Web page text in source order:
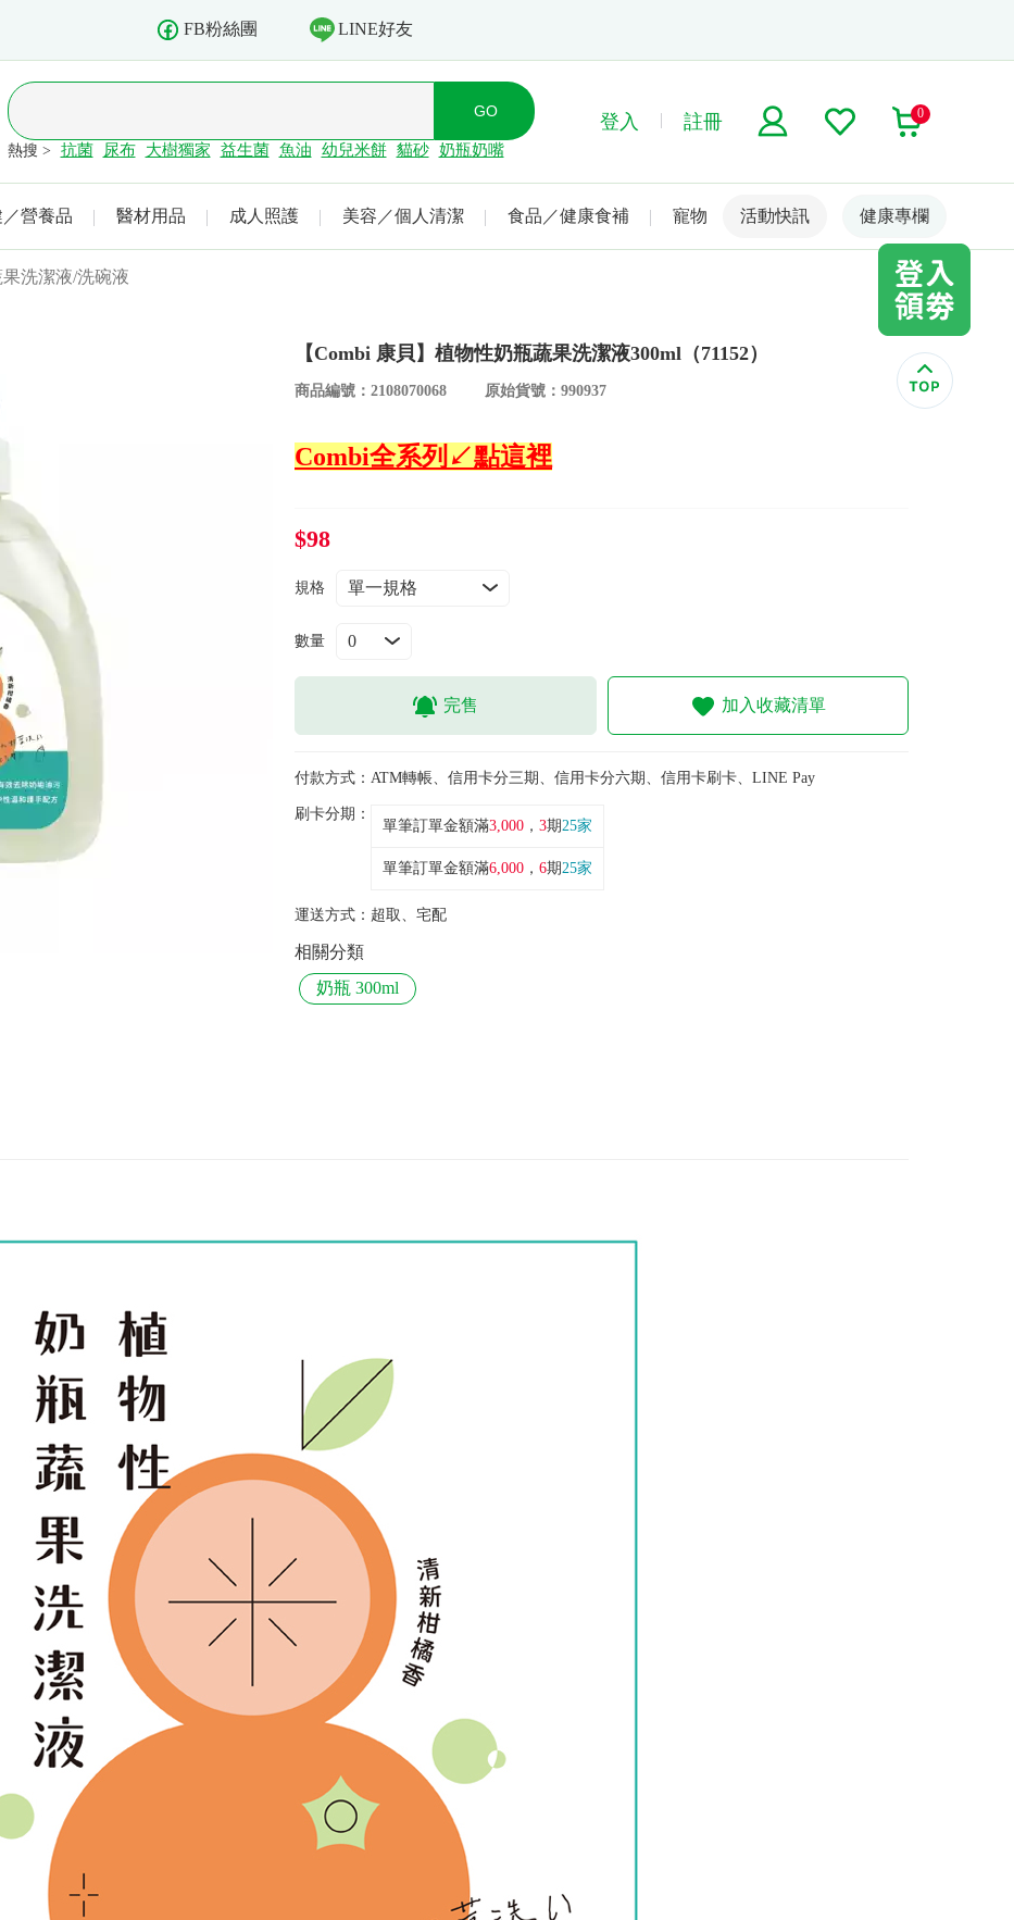
FB粉絲團 LINE好友
熱搜 > 抗菌 尿布 大樹獨家 益生菌 魚油 幼兒米餅 貓砂 奶瓶奶嘴
登入 註冊 0
營養品 醫材用品 成人照護 美容／個人清潔 食品／健康食補 寵物 名人嚴選
活動快訊 健康專欄
洗潔液/洗碗液
【Combi 康貝】植物性奶瓶蔬果洗潔液300ml（71152）
商品編號：2108070068 原始貨號：990937
Combi全系列↙點這裡
$98
規格
數量
完售 加入收藏清單
付款方式： ATM轉帳、信用卡分三期、信用卡分六期、信用卡刷卡、LINE Pay
刷卡分期：
單筆訂單金額滿3,000 ， 3期25家
單筆訂單金額滿6,000 ， 6期25家
運送方式： 超取、宅配
相關分類
奶瓶 300ml